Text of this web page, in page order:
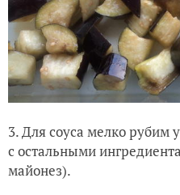
3. Для соуса мелко рубим
с остальными
майонез).